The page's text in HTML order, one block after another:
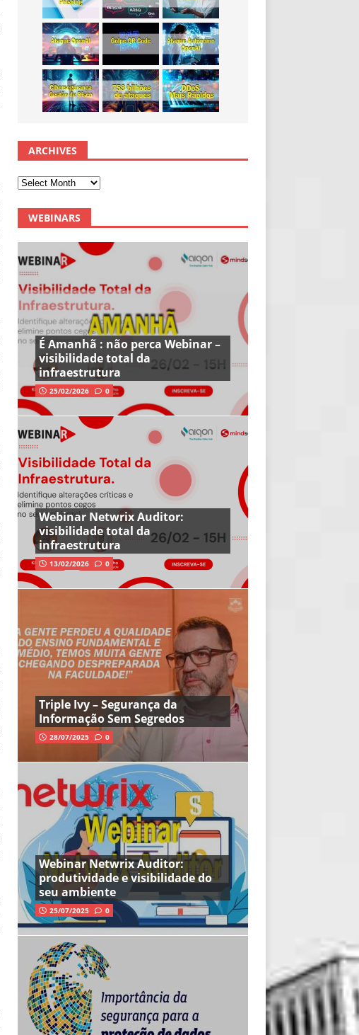
ARCHIVES
WEBINARS
É Amanhã : não perca Webinar –
visibilidade total da
infraestrutura
25/02/2026 0
Webinar Netwrix Auditor:
visibilidade total da
infraestrutura
13/02/2026 0
Triple Ivy – Segurança da
Informação Sem Segredos
28/07/2025 0
Webinar Netwrix Auditor:
produtividade e visibilidade do
seu ambiente
25/07/2025 0